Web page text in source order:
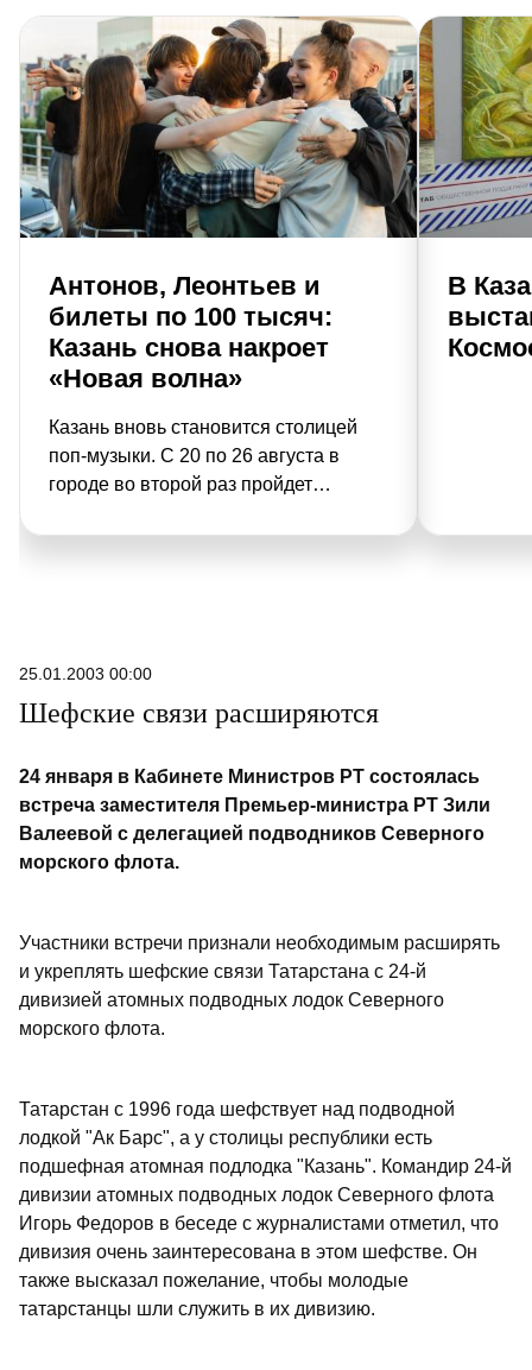
Антонов, Леонтьев и
билеты по 100 тысяч:
Казань снова накроет
«Новая волна»
Казань вновь становится столицей
поп-музыки. С 20 по 26 августа в
городе во второй раз пройдет
исполнителей «Новая волна». На
пир.
В
25.01.2003 00:00
Шефские связи расширяются
24 января в Кабинете Министров РТ состоялась
встреча заместителя Премьер-министра РТ Зили
Валеевой с делегацией подводников Северного
морского флота.
Участники встречи признали необходимым расширять
и укреплять шефские связи Татарстана с 24-й
дивизией атомных подводных лодок Северного
морского флота.
Татарстан с 1996 года шефствует над подводной
лодкой "Ак Барс", а у столицы республики есть
подшефная атомная подлодка "Казань". Командир 24-й
дивизии атомных подводных лодок Северного флота
Игорь Федоров в беседе с журналистами отметил, что
дивизия очень заинтересована в этом шефстве. Он
также высказал пожелание, чтобы молодые
татарстанцы шли служить в их дивизию.